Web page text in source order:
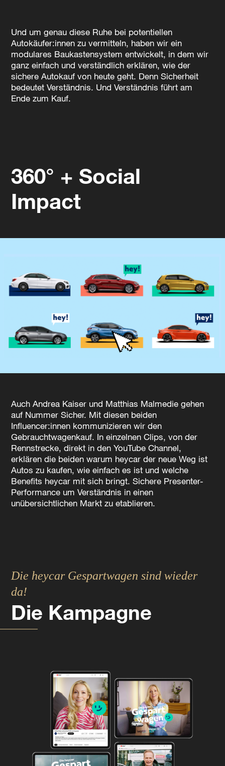
Und um genau diese Ruhe bei potentiellen
Autokäufer:innen zu vermitteln, haben wir ein
modulares Baukastensystem entwickelt, in dem wir
ganz einfach und verständlich erklären, wie der
sichere Autokauf von heute geht. Denn Sicherheit
bedeutet Verständnis. Und Verständnis führt am
Ende zum Kauf.
360° + Social
Impact
Auch Andrea Kaiser und Matthias Malmedie gehen
auf Nummer Sicher. Mit diesen beiden
Influencer:innen kommunizieren wir den
Gebrauchtwagenkauf. In einzelnen Clips, von der
Rennstrecke, direkt in den YouTube Channel,
erklären die beiden warum heycar der neue Weg ist
Autos zu kaufen, wie einfach es ist und welche
Benefits heycar mit sich bringt. Sichere Presenter-
Performance um Verständnis in einen
unübersichtlichen Markt zu etablieren.
Die heycar Gespartwagen sind wieder
da!
Die Kampagne